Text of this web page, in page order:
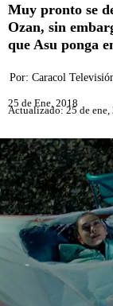
Muy pronto se
Ozan, sin
que Asu ponga
Por: Caracol
25 de Ene, 2018
Actualizado: 25 de ene,